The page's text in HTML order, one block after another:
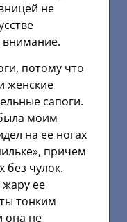
не
внимание.
потому что
женские
сапоги.
моим
на ее ногах
причем
без чулок.
ее
тонким
она не